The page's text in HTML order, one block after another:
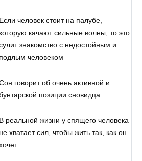
Если человек стоит на палубе,
которую качают сильные волны, то это
знакомство с недостойным и
подлым человеком
говорит об очень активной и
позиции сновидца
В реальной жизни у спящего человека
не хватает сил, чтобы жить так, как он